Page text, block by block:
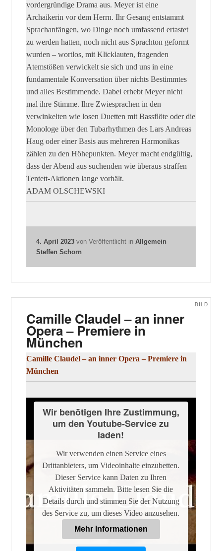
vordergründige Drama aus. Meyer ist eine
Archaikerin vor dem Herrn. Ihr Gesang entstammt
Sprachanfängen, wo Dinge noch umfassend ertastet
zu werden hatten, noch nicht aus Sprachton geformt
wurden – wortlos, mit Klicklauten, fragenden
Atemstößen verwickelt sie sich und uns in eine
fundamentale Konversation über nichts Bestimmtes
und alles Bestimmende. Dabei erhebt Meyer nicht
mal ihre Stimme. Ihre Zwiesprachen in den
verwinkelten wie losen Duetten mit Bassflöte oder die
Monologe über den Tubarhythmen des Lars Andreas
Haug oder einer Basis aus mehreren Harmonikas
zählen zu den Höhepunkten. Meyer macht endgültig,
dass der Abend aus suchenden wie überaus straffen
Tentett-Aktionen lange vorhält.
ADAM OLSCHEWSKI
4. April 2023 von
Steffen Schorn
Veröffentlicht in Allgemein
Camille Claudel – an inner
Opera – Premiere in
München
BILD
Camille Claudel – an inner Opera – Premiere in
München
Wir benötigen Ihre Zustimmung,
um den Youtube-Service zu
laden!
Wir verwenden einen Service eines
Drittanbieters, um Videoinhalte einzubetten.
Dieser Service kann Daten zu Ihren
Aktivitäten sammeln. Bitte lesen Sie die
Details durch und stimmen Sie der Nutzung
des Service zu, um dieses Video anzusehen.
Mehr Informationen